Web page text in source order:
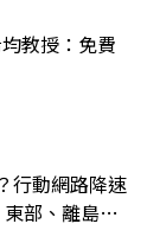
教授：免費
行動網路降速
部、離島為